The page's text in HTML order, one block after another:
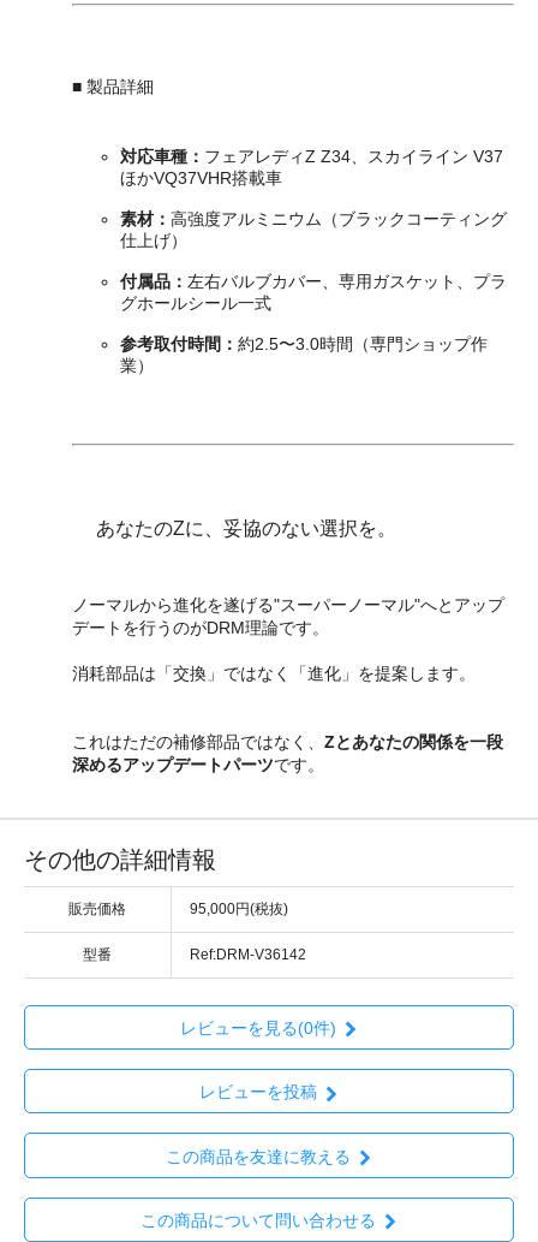
■ 製品詳細
対応車種： フェアレディZ Z34、スカイライン V37
ほかVQ37VHR搭載車
素材： 高強度アルミニウム（ブラックコーティング
仕上げ）
付属品： 左右バルブカバー、専用ガスケット、プラ
グホールシール一式
参考取付時間： 約2.5〜3.0時間（専門ショップ作
業）
あなたのZに、妥協のない選択を。
ノーマルから進化を遂げる"スーパーノーマル"へとアップ
デートを行うのがDRM理論です。
消耗部品は「交換」ではなく「進化」を提案します。
これはただの補修部品ではなく、 Zとあなたの関係を一段
深めるアップデートパーツです。
その他の詳細情報
販売価格 95,000円(税抜)
型番 Ref:DRM-V36142
レビューを見る(0件)
レビューを投稿
この商品を友達に教える
この商品について問い合わせる